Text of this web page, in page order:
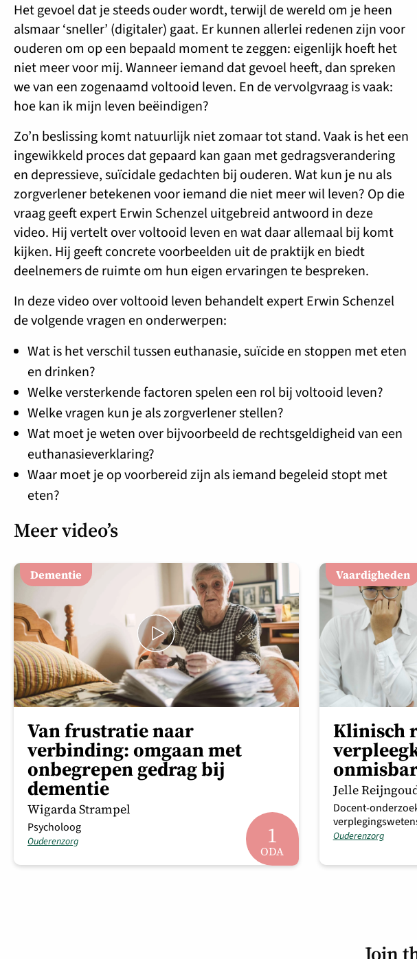
Het gevoel dat je steeds ouder wordt, terwijl de wereld om je heen
alsmaar ‘sneller’ (digitaler) gaat. Er kunnen allerlei redenen zijn voor
ouderen om op een bepaald moment te zeggen: eigenlijk hoeft het
niet meer voor mij. Wanneer iemand dat gevoel heeft, dan spreken
we van een zogenaamd voltooid leven. En de vervolgvraag is vaak:
hoe kan ik mijn leven beëindigen?
Zo’n beslissing komt natuurlijk niet zomaar tot stand. Vaak is het een
ingewikkeld proces dat gepaard kan gaan met gedragsverandering
en depressieve, suïcidale gedachten bij ouderen. Wat kun je nu als
zorgverlener betekenen voor iemand die niet meer wil leven? Op die
vraag geeft expert Erwin Schenzel uitgebreid antwoord in deze
video. Hij vertelt over voltooid leven en wat daar allemaal bij komt
kijken. Hij geeft concrete voorbeelden uit de praktijk en biedt
deelnemers de ruimte om hun eigen ervaringen te bespreken.
In deze video over voltooid leven behandelt expert Erwin Schenzel
de volgende vragen en onderwerpen:
Wat is het verschil tussen euthanasie, suïcide en stoppen met eten
en drinken?
Welke versterkende factoren spelen een rol bij voltooid leven?
Welke vragen kun je als zorgverlener stellen?
Wat moet je weten over bijvoorbeeld de rechtsgeldigheid van een
euthanasieverklaring?
Waar moet je op voorbereid zijn als iemand begeleid stopt met
eten?
Meer video’s
Dementie
Van frustratie naar
verbinding: omgaan met
onbegrepen gedrag bij
dementie
Wigarda Strampel
Psycholoog
Ouderenzorg 1
ODA
Vaardigheden
Klinisch
Jelle
Docent-
Ouderenzorg
Join